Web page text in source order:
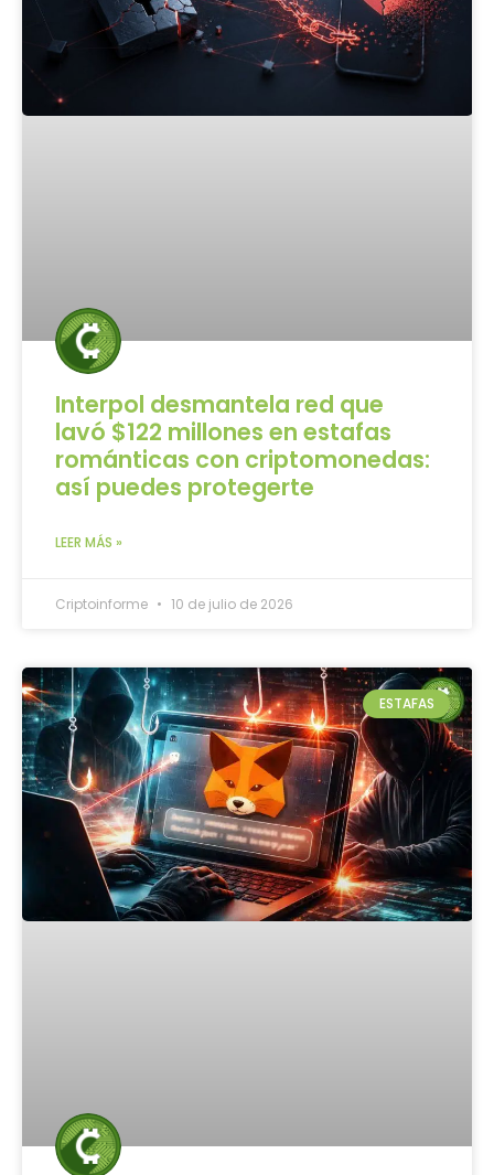
Interpol desmantela red que
lavó $122 millones en estafas
románticas con criptomonedas:
así puedes protegerte
LEER MÁS »
Criptoinforme 10 de julio de 2026
ESTAFAS